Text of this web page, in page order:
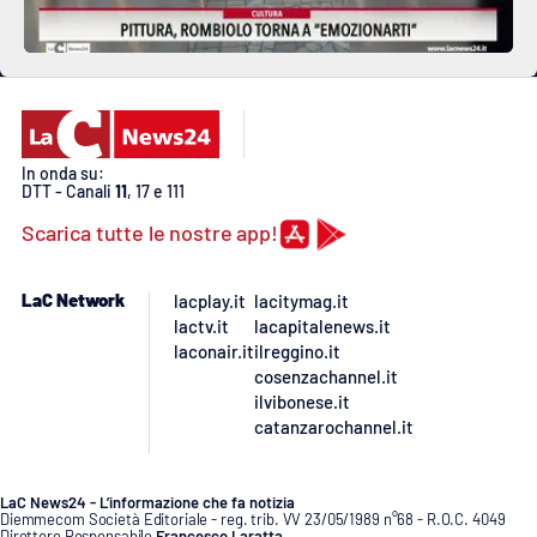
SPECIALI
LA
CALABRIAVISIONE
In onda su:
DTT - Canali 11, 17 e 111
Scarica tutte le nostre app!
LaC Network
lacplay.it
lactv.it
laconair.it
lacitymag.it
lacapitalenews.it
ilreggino.it
cosenzachannel.it
ilvibonese.it
catanzarochannel.it
LaC News24 - L’informazione che fa notizia
Diemmecom Società Editoriale - reg. trib. VV 23/05/1989 n°68 - R.O.C. 4049